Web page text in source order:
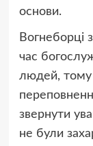
основи.
Вогнеборці
час
людей, тому
звернути
не були